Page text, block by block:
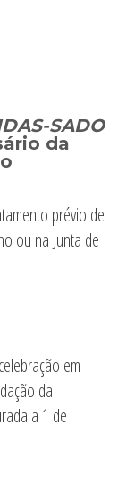
SADO
da
prévio de
ou na Junta de
em
da
a 1 de